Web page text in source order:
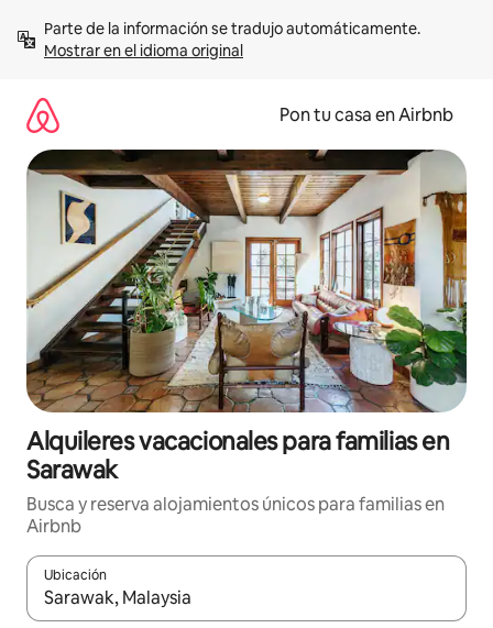
contenidoMostrar en el idioma original
Pon tu casa en Airbnb
Alquileres vacacionales para familias en
Sarawak
Busca y reserva alojamientos únicos para familias en
Airbnb
Ubicación
Cuando los resultados estén disponibles, navega con las